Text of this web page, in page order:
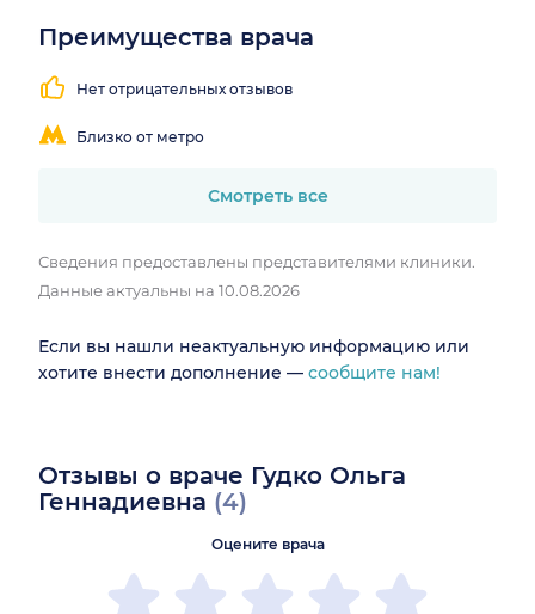
Преимущества врача
Нет отрицательных отзывов
Близко от метро
Смотреть все
Сведения предоставлены представителями клиники.
Данные актуальны на 10.08.2026
Если вы нашли неактуальную информацию или
хотите внести дополнение — сообщите нам!
Отзывы о враче Гудко Ольга
Геннадиевна (4)
Оцените врача